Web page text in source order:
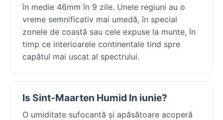
în medie 46mm în 9 zile. Unele regiuni au o
vreme semnificativ mai umedă, în special
zonele de coastă sau cele expuse la munte, în
timp ce interioarele continentale tind spre
capătul mai uscat al spectrului.
Is Sint-Maarten Humid In iunie?
O umiditate sufocantă și apăsătoare acoperă